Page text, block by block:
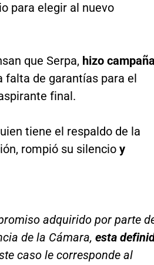
para elegir al nuevo
que Serpa, hizo
falta de garantías para el
final.
tiene el respaldo de la
rompió su silencio y
adquirido por parte
de la Cámara, esta
caso le corresponde al